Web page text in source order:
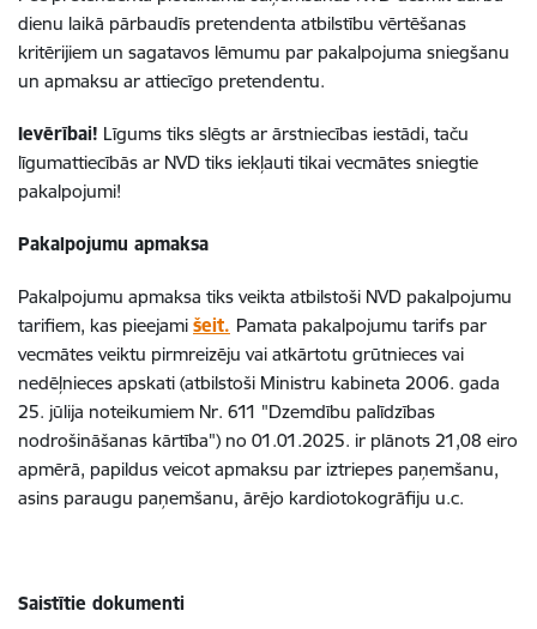
dienu laikā pārbaudīs pretendenta atbilstību vērtēšanas
kritērijiem un sagatavos lēmumu par pakalpojuma sniegšanu
un apmaksu ar attiecīgo pretendentu.
Ievērībai! Līgums tiks slēgts ar ārstniecības iestādi, taču
līgumattiecībās ar NVD tiks iekļauti tikai vecmātes sniegtie
pakalpojumi!
Pakalpojumu apmaksa
Pakalpojumu apmaksa tiks veikta atbilstoši NVD pakalpojumu
tarifiem, kas pieejami šeit. Pamata pakalpojumu tarifs par
vecmātes veiktu pirmreizēju vai atkārtotu grūtnieces vai
nedēļnieces apskati (atbilstoši Ministru kabineta 2006. gada
25. jūlija noteikumiem Nr. 611 "Dzemdību palīdzības
nodrošināšanas kārtība") no 01.01.2025. ir plānots 21,08 eiro
apmērā, papildus veicot apmaksu par iztriepes paņemšanu,
asins paraugu paņemšanu, ārējo kardiotokogrāfiju u.c.
Saistītie dokumenti